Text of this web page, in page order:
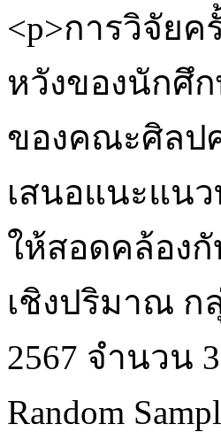
<p>การวิจัย
หวังของนักศึ
ของคณะศิลป
เสนอแนะแน
ให้สอดคล้อง
เชิงปริมาณ ก
2567 จำนวน
Random